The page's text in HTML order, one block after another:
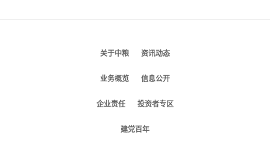
关于中粮 资讯动态
业务概览 信息公开
企业责任 投资者专区
建党百年